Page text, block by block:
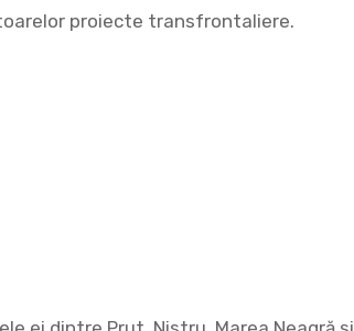
proiecte transfrontaliere.